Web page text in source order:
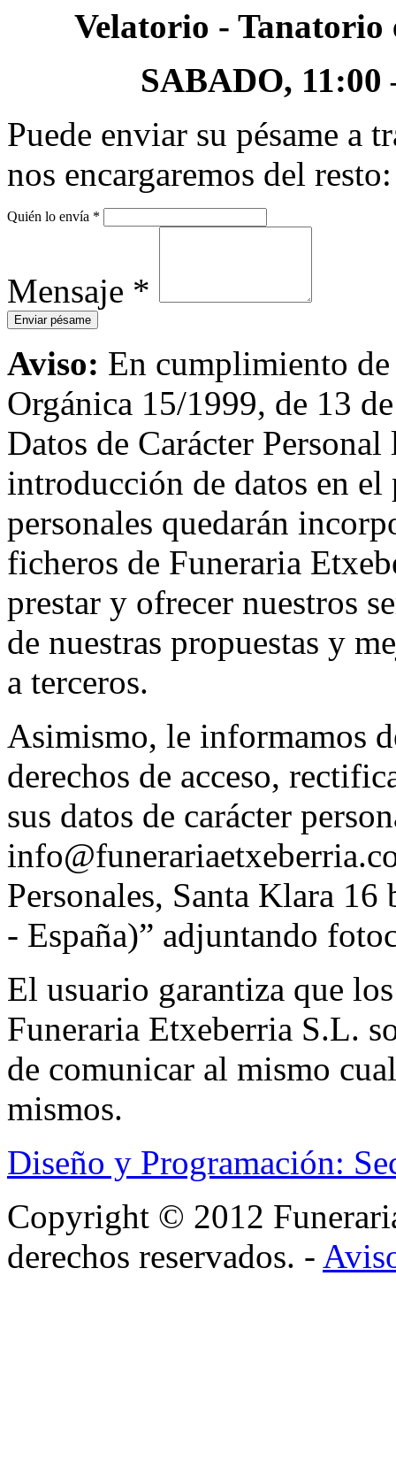
Velatorio -
SABADO, 11:00
Puede enviar su pésame a
nos encargaremos del resto:
Quién lo envía *
Mensaje *
Aviso: En cumplimiento
Orgánica 15/1999, de 13
Datos de Carácter
introducción de datos en
personales quedarán
ficheros de Funeraria
prestar y ofrecer nuestros
de nuestras propuestas y
a terceros.
Asimismo, le informamos
derechos de acceso,
sus datos de carácter
Personales, Santa Klara
- España)” adjuntando
El usuario garantiza que
Funeraria Etxeberria S.L.
de comunicar al mismo
mismos.
Diseño y Programación:
Copyright © 2012
derechos reservados. -